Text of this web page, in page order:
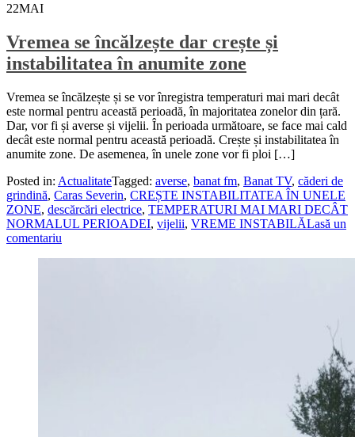
22MAI
Vremea se încălzește dar crește și
instabilitatea în anumite zone
Vremea se încălzește și se vor înregistra temperaturi mai mari decât
este normal pentru această perioadă, în majoritatea zonelor din țară.
Dar, vor fi și averse și vijelii. În perioada următoare, se face mai cald
decât este normal pentru această perioadă. Crește și instabilitatea în
anumite zone. De asemenea, în unele zone vor fi ploi […]
Posted in: ActualitateTagged: averse, banat fm, Banat TV, căderi de
grindină, Caras Severin, CREȘTE INSTABILITATEA ÎN UNELE
ZONE, descărcări electrice, TEMPERATURI MAI MARI DECÂT
NORMALUL PERIOADEI, vijelii, VREME INSTABILĂLasă un
comentariu